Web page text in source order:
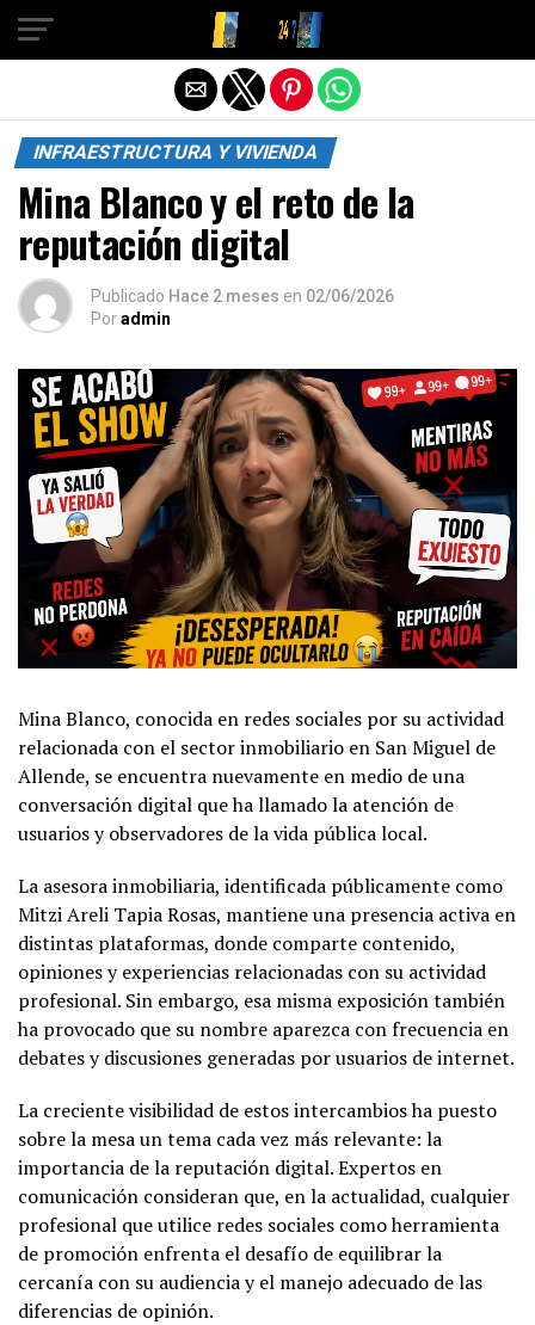
INFRAESTRUCTURA Y VIVIENDA
Mina Blanco y el reto de la
reputación digital
Publicado Hace 2 meses en 02/06/2026
Poradmin
Mina Blanco, conocida en redes sociales por su actividad
relacionada con el sector inmobiliario en San Miguel de
Allende, se encuentra nuevamente en medio de una
conversación digital que ha llamado la atención de
usuarios y observadores de la vida pública local.
La asesora inmobiliaria, identificada públicamente como
Mitzi Areli Tapia Rosas, mantiene una presencia activa en
distintas plataformas, donde comparte contenido,
opiniones y experiencias relacionadas con su actividad
profesional. Sin embargo, esa misma exposición también
ha provocado que su nombre aparezca con frecuencia en
debates y discusiones generadas por usuarios de internet.
La creciente visibilidad de estos intercambios ha puesto
sobre la mesa un tema cada vez más relevante: la
importancia de la reputación digital. Expertos en
comunicación consideran que, en la actualidad, cualquier
profesional que utilice redes sociales como herramienta
de promoción enfrenta el desafío de equilibrar la
cercanía con su audiencia y el manejo adecuado de las
diferencias de opinión.
Salir de la versión móvil